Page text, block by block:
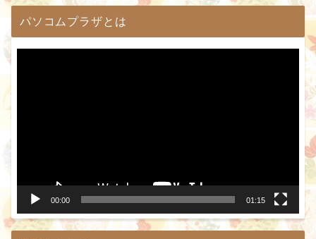
パソコムプラザとは
00:00 01:15